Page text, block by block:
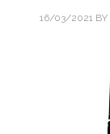
16/03/2021BY